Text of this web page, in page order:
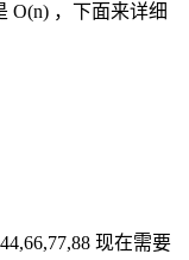
O(n) ，下面来详细
现在需要